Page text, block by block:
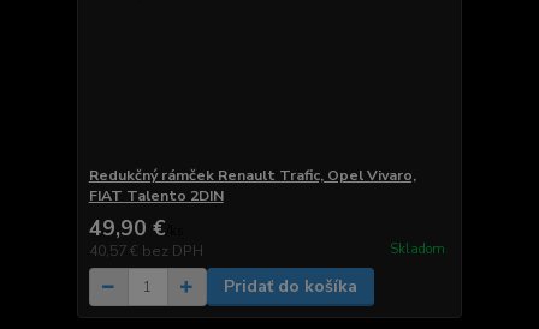
Redukčný rámček Renault Trafic, Opel Vivaro,
FIAT Talento 2DIN
49,90 €
40,57 € bez DPH Skladom
Pridať do košíka